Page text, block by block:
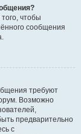
чтобы
сообщения
требуют
Возможно
предварительно
с